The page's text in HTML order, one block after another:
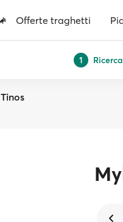
Offerte traghetti
1 Ricerca
Tinos